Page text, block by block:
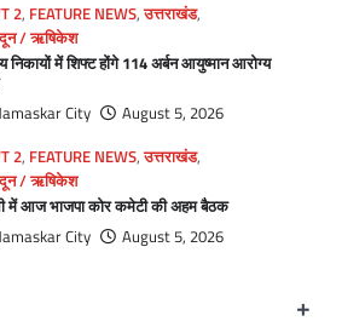
2, FEATURE NEWS,उत्तराखंड,
/ ऋषिकेश
निकायों में शिफ्ट होंगे 114 अर्बन आयुष्मान आरोग्य
City
August 5, 2026
2, FEATURE NEWS,उत्तराखंड,
/ ऋषिकेश
में आज भाजपा कोर कमेटी की अहम बैठक
City August 5, 2026
+